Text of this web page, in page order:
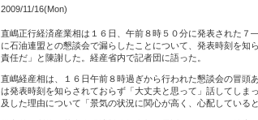
2009/11/16(Mon)
直嶋正行経済産業相は１６日、午前８時５０分に発表された
に石油連盟との懇談会で漏らしたことについて、発表時刻を知
責任だ」と陳謝した。経産省内で記者団に語った。
直嶋経産相は、１６日午前８時過ぎから行われた懇談会の冒頭
は発表時刻を知らされておらず「大丈夫と思って」話してしま
及した理由について「景気の状況に関心が高く、心配している